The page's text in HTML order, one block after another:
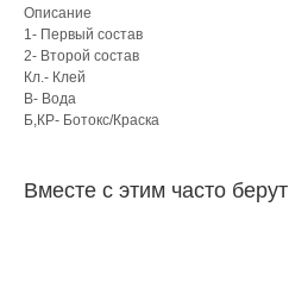
Описание
1- Первый состав
2- Второй состав
Кл.- Клей
В- Вода
Б,КР- Ботокс/Краска
Вместе с этим часто берут